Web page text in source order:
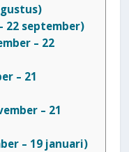
22 september)
– 22
– 21
– 21
– 19 januari)